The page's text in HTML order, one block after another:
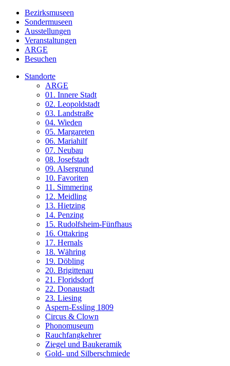
Bezirksmuseen
Sondermuseen
Ausstellungen
Veranstaltungen
ARGE
Besuchen
Standorte
ARGE
01. Innere Stadt
02. Leopoldstadt
03. Landstraße
04. Wieden
05. Margareten
06. Mariahilf
07. Neubau
08. Josefstadt
09. Alsergrund
10. Favoriten
11. Simmering
12. Meidling
13. Hietzing
14. Penzing
15. Rudolfsheim-Fünfhaus
16. Ottakring
17. Hernals
18. Währing
19. Döbling
20. Brigittenau
21. Floridsdorf
22. Donaustadt
23. Liesing
Aspern-Essling 1809
Circus & Clown
Phonomuseum
Rauchfangkehrer
Ziegel und Baukeramik
Gold- und Silberschmiede